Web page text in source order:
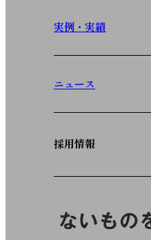
実例・実績
ニュース
採用情報